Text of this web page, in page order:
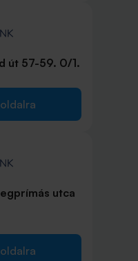
út 57-59. 0/1.
utca